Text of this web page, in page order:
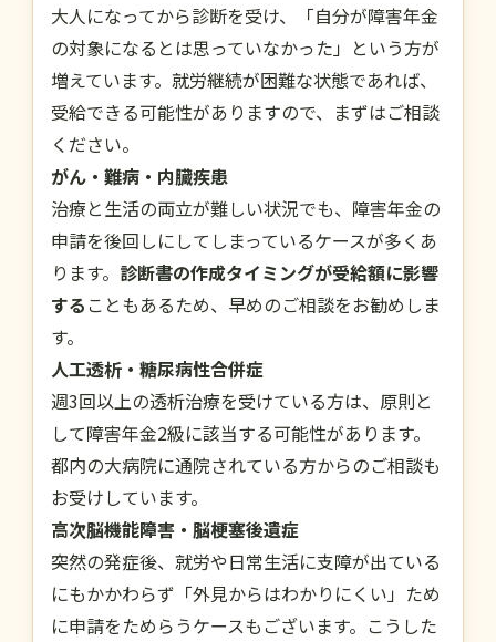
大人になってから診断を受け、「自分が障害年金
の対象になるとは思っていなかった」という方が
増えています。就労継続が困難な状態であれば、
受給できる可能性がありますので、まずはご相談
ください。
がん・難病・内臓疾患
治療と生活の両立が難しい状況でも、障害年金の
申請を後回しにしてしまっているケースが多くあ
ります。 診断書の作成タイミングが受給額に影響
する こともあるため、早めのご相談をお勧めしま
す。
人工透析・糖尿病性合併症
週3回以上の透析治療を受けている方は、原則と
して障害年金2級に該当する可能性があります。
都内の大病院に通院されている方からのご相談も
お受けしています。
高次脳機能障害・脳梗塞後遺症
突然の発症後、就労や日常生活に支障が出ている
にもかかわらず「外見からはわかりにくい」ため
に申請をためらうケースもございます。こうした